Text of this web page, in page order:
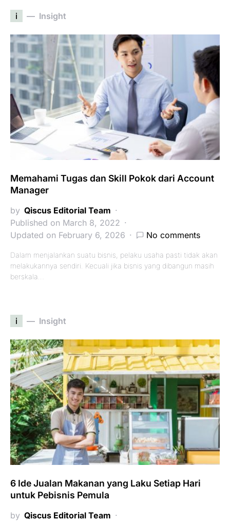
i Insight
Memahami Tugas dan Skill Pokok dari Account
Manager
by Qiscus Editorial Team
Published on March 8, 2022
Updated on February 6, 2026
No comments
Dalam menjalankan suatu bisnis, pelaku usaha pasti tidak akan
melakukannya sendiri. Kecuali jika bisnis yang dibangun masih
berskala…
i Insight
6 Ide Jualan Makanan yang Laku Setiap Hari
untuk Pebisnis Pemula
by Qiscus Editorial Team